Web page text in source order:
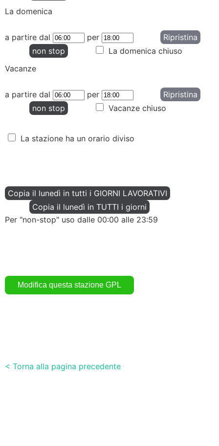
La domenica
a partire dal per
Ripristina
non stop
La domenica chiuso
Vacanze
a partire dal per
Ripristina
non stop
Vacanze chiuso
La stazione ha un orario diviso
Copia il lunedì in tutti i GIORNI LAVORATIVI
Copia il lunedì in TUTTI i giorni
Per "non-stop" uso dalle 00:00 alle 23:59
< Torna alla pagina precedente